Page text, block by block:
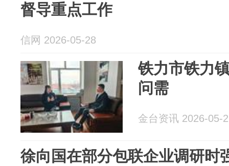
督导重点工作
信网 2026-05-28
铁力市铁力
问需
金台资讯 2026-05-
徐向国在部分包联企业调研时